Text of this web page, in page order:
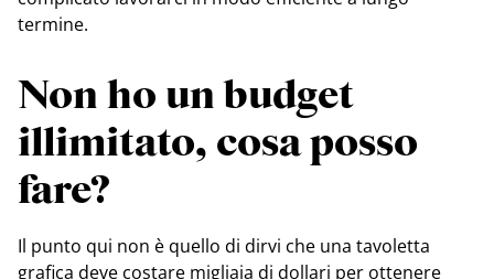
termine.
Non ho un budget
illimitato, cosa posso
fare?
Il punto qui non è quello di dirvi che una tavoletta
grafica deve costare migliaia di dollari per ottenere